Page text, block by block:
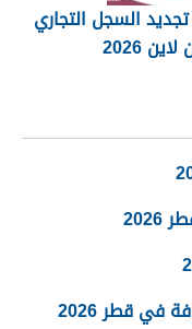
السجل التجاري
2026
قطر 2026